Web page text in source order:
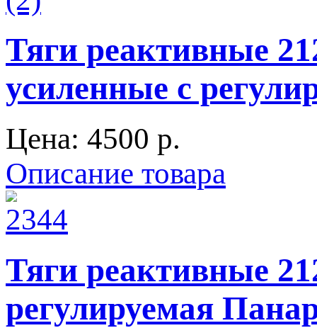
Тяги реактивные
усиленные с
Цена: 4500 p.
Описание товара
Тяги реактивные
регулируемая